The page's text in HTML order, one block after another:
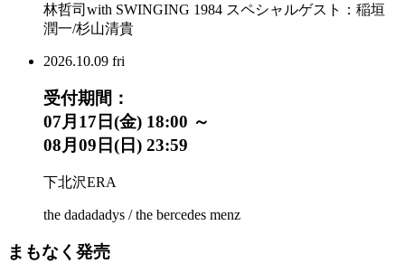
林哲司with SWINGING 1984 スペシャルゲスト：稲垣
潤一/杉山清貴
2026.10.09 fri
受付期間：
07月17日(金) 18:00 ～
08月09日(日) 23:59
下北沢ERA
the dadadadys / the bercedes menz
まもなく発売